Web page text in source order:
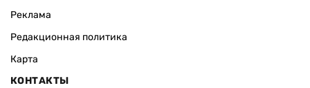
Реклама
Редакционная политика
Карта
КОНТАКТЫ